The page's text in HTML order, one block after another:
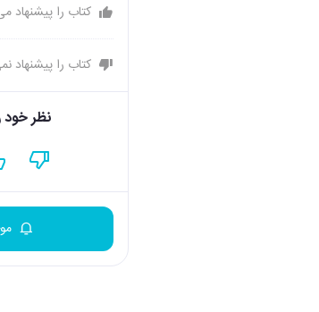
کتاب را پیشنهاد
کتاب را پیشنهاد
نظر خود